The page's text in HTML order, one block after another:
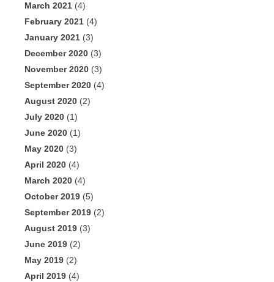
March 2021 (4)
February 2021 (4)
January 2021 (3)
December 2020 (3)
November 2020 (3)
September 2020 (4)
August 2020 (2)
July 2020 (1)
June 2020 (1)
May 2020 (3)
April 2020 (4)
March 2020 (4)
October 2019 (5)
September 2019 (2)
August 2019 (3)
June 2019 (2)
May 2019 (2)
April 2019 (4)